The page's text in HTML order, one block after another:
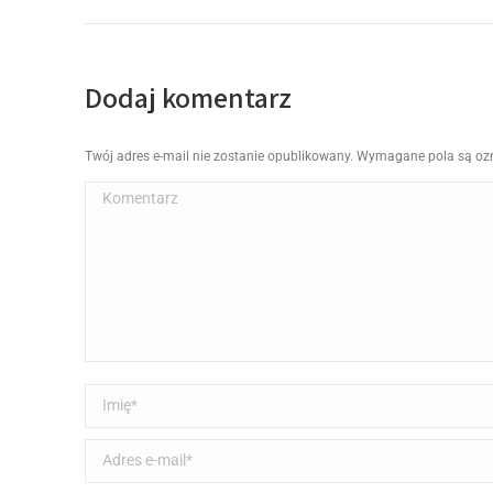
Dodaj komentarz
Twój adres e-mail nie zostanie opublikowany. Wymagane pola są
Komentarz
Imię *
Adres e-mail *